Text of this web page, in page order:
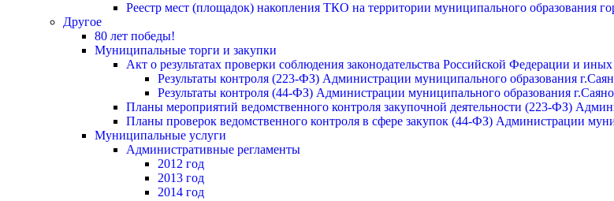
Реестр мест (площадок) накопления ТКО на территории муниципального образования
Другое
80 лет победы!
Муниципальные торги и закупки
Акт о результатах проверки соблюдения законодательства Российской Федерации и
Результаты контроля (223-ФЗ) Администрации муниципального образования
Результаты контроля (44-ФЗ) Администрации муниципального образования
Планы мероприятий ведомственного контроля закупочной деятельности (223-ФЗ)
Планы проверок ведомственного контроля в сфере закупок (44-ФЗ) Администрации
Муниципальные услуги
Административные регламенты
2012 год
2013 год
2014 год